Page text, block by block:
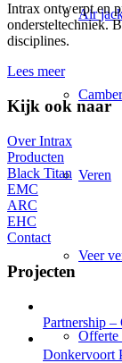
Air
Veren
Veer
Offerte
Intrax ontwerpt en
ondersteltechniek.
disciplines.
Lees meer
Kijk ook naar
Over Intrax
Producten
Black Titan
EMC
ARC
EHC
Contact
Projecten
Partnership
Donkervoort